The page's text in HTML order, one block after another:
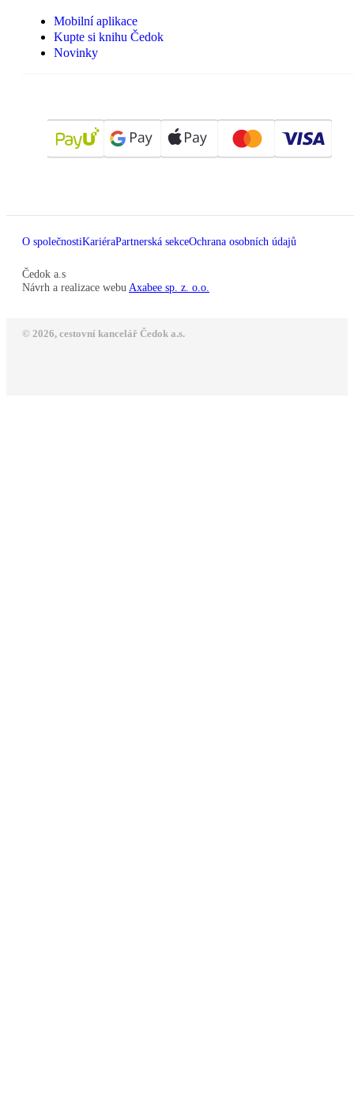
Mobilní aplikace
Kupte si knihu Čedok
Novinky
O společnostiKariéraPartnerská sekceOchrana osobních údajů
Čedok a.s
Návrh a realizace webu Axabee sp. z. o.o.
© 2026, cestovní kancelář Čedok a.s.